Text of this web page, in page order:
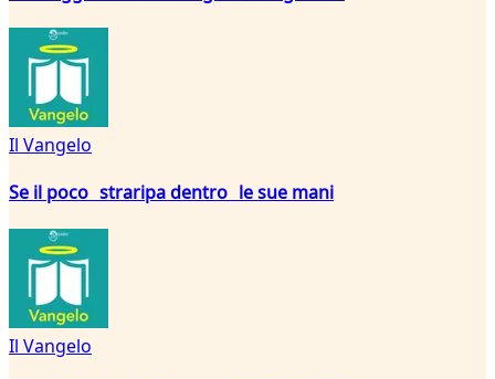
Il Vangelo
Se il poco straripa dentro le sue mani
Il Vangelo